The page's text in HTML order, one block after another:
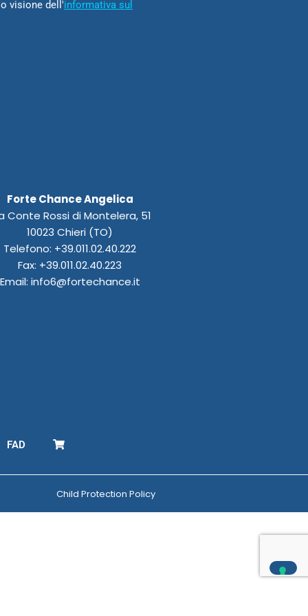
visione dell'informativa sul
Forte Chance Angelica
Conte Rossi di Montelera, 51
10023 Chieri (TO)
Telefono: +39.011.02.40.222
Fax: +39.011.02.40.223
Email: info6@fortechance.it
FAD
Child Protection Policy